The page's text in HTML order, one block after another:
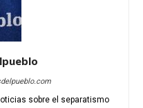
sobre el separatismo